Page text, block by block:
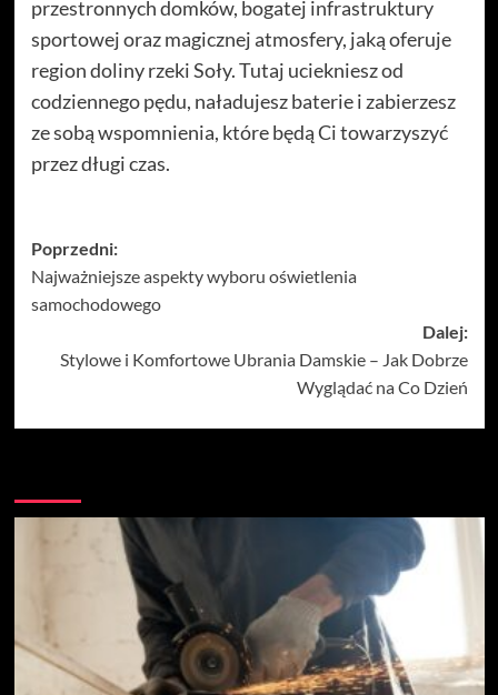
przestronnych domków, bogatej infrastruktury
sportowej oraz magicznej atmosfery, jaką oferuje
region doliny rzeki Soły. Tutaj uciekniesz od
codziennego pędu, naładujesz baterie i zabierzesz
ze sobą wspomnienia, które będą Ci towarzyszyć
przez długi czas.
Zobacz
wpisy
Poprzedni:
Najważniejsze aspekty wyboru oświetlenia
samochodowego
Dalej:
Stylowe i Komfortowe Ubrania Damskie – Jak Dobrze
Wyglądać na Co Dzień